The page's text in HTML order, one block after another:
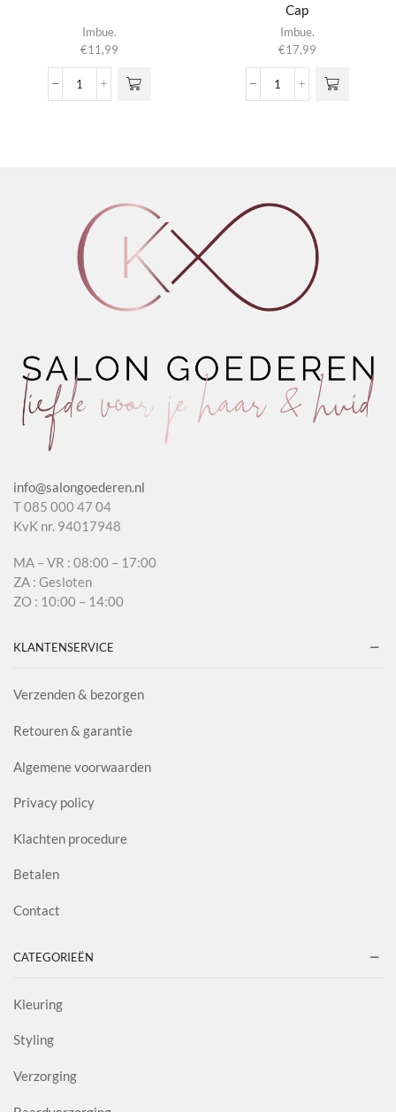
Imbue.
€11,99
Large
Cap
Imbue.
€17,99
Overnight
info@salongoederen.nl
T 085 000 47 04
KvK nr. 94017948
MA – VR : 08:00 – 17:00
ZA : Gesloten
ZO : 10:00 – 14:00
KLANTENSERVICE
Verzenden & bezorgen
Retouren & garantie
Algemene voorwaarden
Privacy policy
Klachten procedure
Betalen
Contact
CATEGORIEËN
Kleuring
Styling
Verzorging